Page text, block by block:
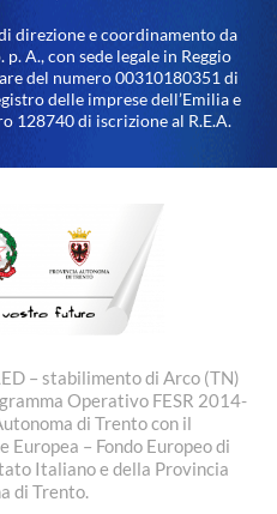
direzione e coordinamento da
A., con sede legale in Reggio
del numero 00310180351 di
delle imprese dell’Emilia e
128740 di iscrizione al R.E.A.
– stabilimento di Arco (TN)
Operativo FESR 2014-
di Trento con il
Europea – Fondo Europeo di
Italiano e della Provincia
di Trento.